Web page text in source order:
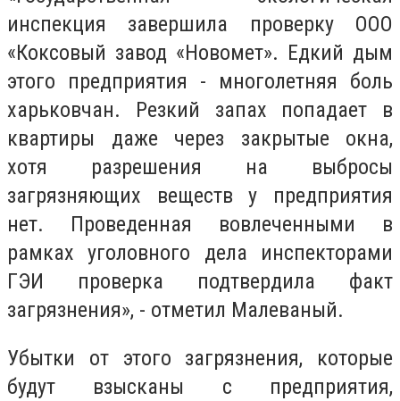
инспекция завершила проверку ООО
«Коксовый завод «Новомет». Едкий дым
этого предприятия - многолетняя боль
харьковчан. Резкий запах попадает в
квартиры даже через закрытые окна,
хотя разрешения на выбросы
загрязняющих веществ у предприятия
нет. Проведенная вовлеченными в
рамках уголовного дела инспекторами
ГЭИ проверка подтвердила факт
загрязнения», - отметил Малеваный.
Убытки от этого загрязнения, которые
будут взысканы с предприятия,